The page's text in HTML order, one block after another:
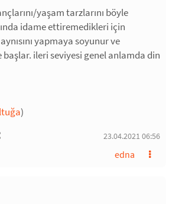
yaşam tarzlarını böyle
idame ettiremedikleri için
yapmaya soyunur ve
başlar. ileri seviyesi genel anlamda din
)
23.04.2021 06:56
edna